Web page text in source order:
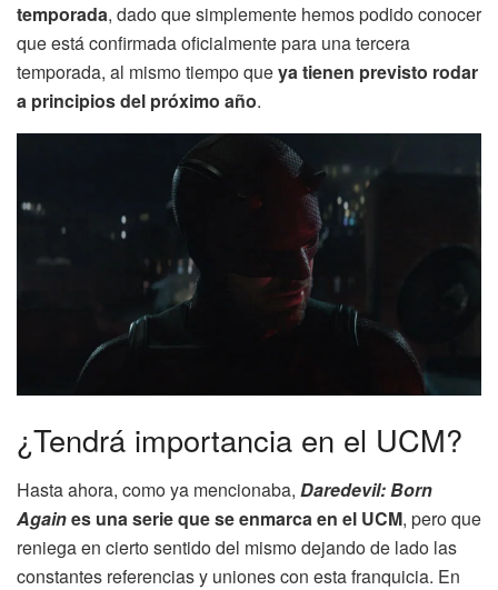
temporada, dado que simplemente hemos podido conocer
que está confirmada oficialmente para una tercera
temporada, al mismo tiempo queya tienen previsto rodar
a principios del próximo año.
¿Tendrá importancia en el UCM?
Hasta ahora, como ya mencionaba, Daredevil: Born
Againes una serie que se enmarca en el UCM, pero que
reniega en cierto sentido del mismo dejando de lado las
constantes referencias y uniones con esta franquicia. En